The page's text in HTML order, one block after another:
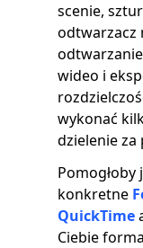
scenie,
odtwarzacz
wideo i
wykonać
dzielenie za
Pomogłoby
konkretne
QuickTime
Ciebie